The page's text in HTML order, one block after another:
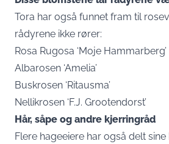
Tora har også funnet fram til
rådyrene ikke rører:
Rosa Rugosa ‘Moje Hammarberg’
Albarosen ‘Amelia’
Buskrosen ‘Ritausma’
Nellikrosen ‘F.J. Grootendorst’
Hår, såpe og andre kjerringråd
Flere hageeiere har også delt